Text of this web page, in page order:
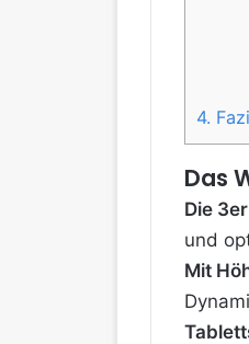
4.
Das
Die
und
Mit